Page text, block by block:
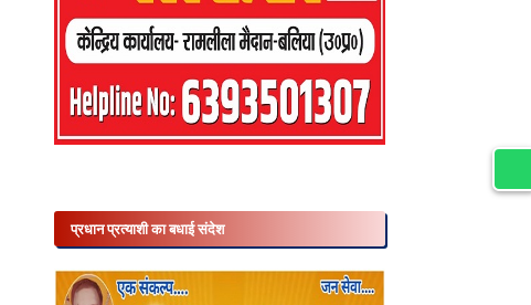
प्रधान प्रत्याशी का बधाई संदेश